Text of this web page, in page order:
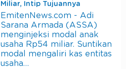
Miliar, Intip Tujuannya
EmitenNews.com - Adi
Sarana Armada (ASSA)
menginjeksi modal anak
usaha Rp54 miliar. Suntikan
modal mengaliri kas entitas
usaha…